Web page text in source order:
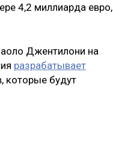
4,2 миллиарда евро,
Джентилони на
разрабатывает
которые будут